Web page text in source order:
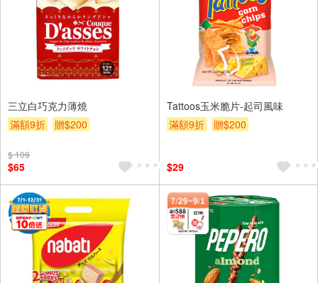
三立白巧克力薄燒
滿額9折
贈$200
$ 109
$65
Tattoos玉米脆片-起司風味
滿額9折
贈$200
$29